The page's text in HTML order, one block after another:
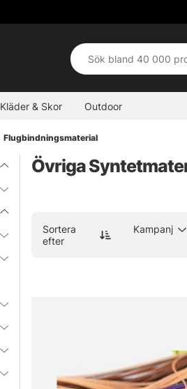
Kläder & Skor Outdoor
Flugbindningsmaterial
Övriga
Sortera
efter
Kampanj